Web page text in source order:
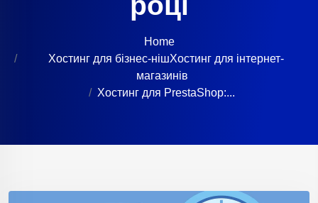
Home
Хостинг для бізнес-нішХостинг для інтернет-
магазинів
Хостинг для PrestaShop:...